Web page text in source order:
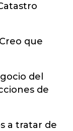
que
del
de
a tratar de